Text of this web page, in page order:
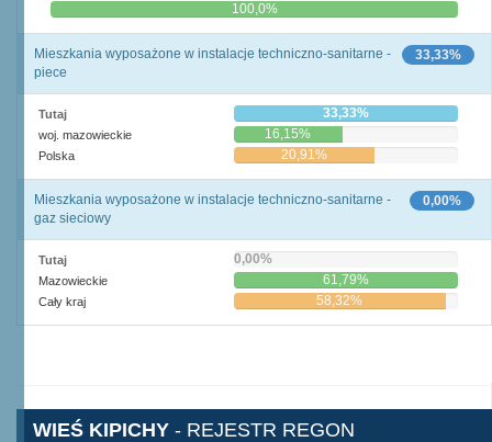
0,0% 100,0%
33,33%
Mieszkania wyposażone w instalacje techniczno-sanitarne -
piece
Tutaj 33,33%
woj. mazowieckie 16,15%
Polska 20,91%
0,00%
Mieszkania wyposażone w instalacje techniczno-sanitarne -
gaz sieciowy
Tutaj 0,00%
Mazowieckie 61,79%
Cały kraj 58,32%
WIEŚ KIPICHY - REJESTR REGON